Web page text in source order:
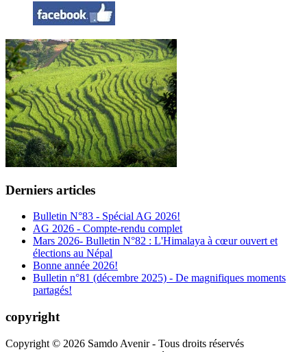
Derniers articles
Bulletin N°83 - Spécial AG 2026!
AG 2026 - Compte-rendu complet
Mars 2026- Bulletin N°82 : L'Himalaya à cœur ouvert et
élections au Népal
Bonne année 2026!
Bulletin n°81 (décembre 2025) - De magnifiques moments
partagés!
copyright
Copyright © 2026 Samdo Avenir - Tous droits réservés